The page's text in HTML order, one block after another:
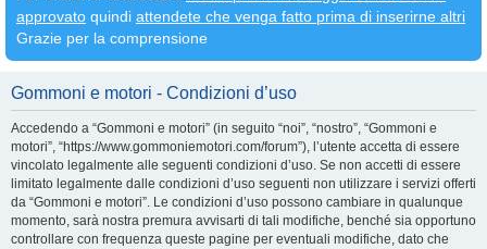
approvato quindi attendete che venga fatto prima di inserirne altri
Grazie per la comprensione
Gommoni e motori - Condizioni d’uso
Accedendo a “Gommoni e motori” (in seguito “noi”, “nostro”, “Gommoni e
motori”, “https://www.gommoniemotori.com/forum”), l’utente accetta di essere
vincolato legalmente alle seguenti condizioni d’uso. Se non accetti di essere
limitato legalmente dalle condizioni d’uso seguenti non utilizzare i servizi offerti
da “Gommoni e motori”. Le condizioni d’uso possono cambiare in qualunque
momento, sarà nostra premura avvisarti di tali modifiche, benché sia opportuno
controllare con frequenza queste pagine per eventuali modifiche, dato che